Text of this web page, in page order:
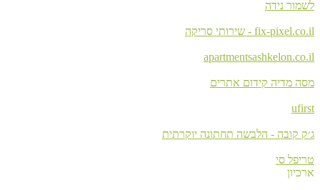
לשמור נידה
fix-pixel.co.il - שירותי סריקה
apartmentsashkelon.co.il
מסה מדיה קידום אתרים
ufirst
ג׳ק קובה - הלבשה תחתונה יוקרתית
טריפל סי
ארכיון